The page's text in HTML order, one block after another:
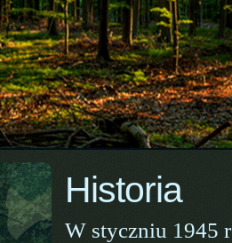
Historia
W styczniu 1945